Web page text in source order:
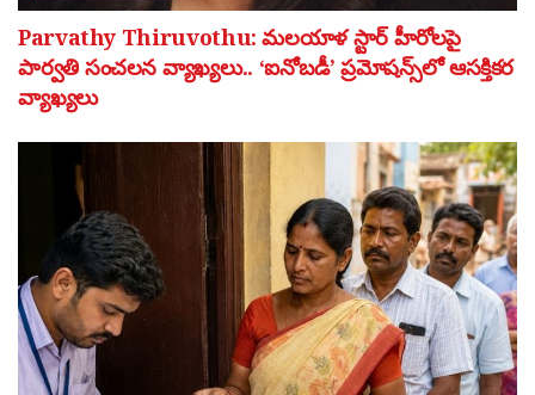
Parvathy Thiruvothu: మలయాళ స్టార్ హీరోలపై
పార్వతి సంచలన వ్యాఖ్యలు.. ‘ఐనోబడీ’ ప్రమోషన్స్‌లో ఆసక్తికర
వ్యాఖ్యలు